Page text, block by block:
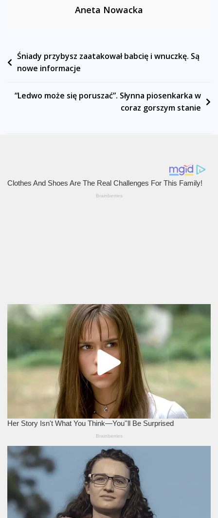
Aneta Nowacka
Nawigacja
wpisu
Śniady przybysz zaatakował babcię i wnuczkę. Są
nowe informacje
“Ledwo może się poruszać”. Słynna piosenkarka w
coraz gorszym stanie